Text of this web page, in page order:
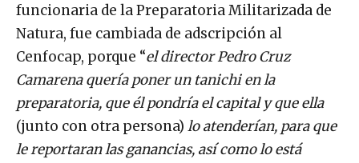
funcionaria de la Preparatoria Militarizada de
Natura, fue cambiada de adscripción al
Cenfocap, porque “el director Pedro Cruz
Camarena quería poner un tanichi en la
preparatoria, que él pondría el capital y que ella
(junto con otra persona) lo atenderían, para que
le reportaran las ganancias, así como lo está